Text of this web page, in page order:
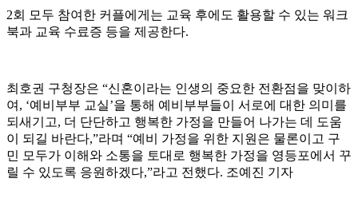
2회 모두 참여한 커플에게는 교육 후에도 활용할 수 있는 워크
북과 교육 수료증 등을 제공한다.
최호권 구청장은 “신혼이라는 인생의 중요한 전환점을 맞이하
여 , ‘예비부부 교실’을 통해 예비부부들이 서로에 대한 의미를
되새기고, 더 단단하고 행복한 가정을 만들어 나가는 데 도움
이 되길 바란다,”라며 “예비 가정을 위한 지원은 물론이고 구
민 모두가 이해와 소통을 토대로 행복한 가정을 영등포에서 꾸
릴 수 있도록 응원하겠다,”라고 전했다. 조예진 기자